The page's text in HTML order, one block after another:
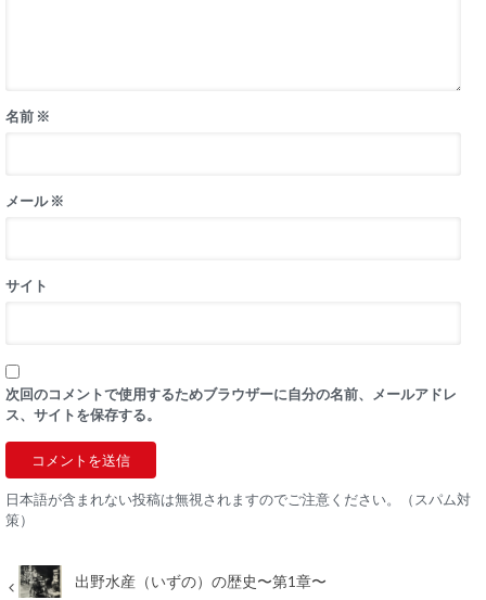
名前 ※
メール※
サイト
次回のコメントで使用するためブラウザーに自分の名前、メールアドレ
ス、サイトを保存する。
日本語が含まれない投稿は無視されますのでご注意ください。（スパム対
策）
出野水産（いずの）の歴史〜第1章〜